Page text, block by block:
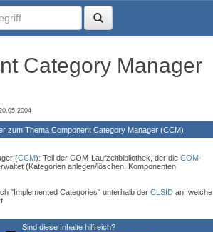
Category Manager
zum Thema Component Category Manager (CCM)
(CCM): Teil der COM-Laufzeitbibliothek, der die COM-
(Kategorien anlegen/löschen, Komponenten
"Implemented Categories" unterhalb der CLSIDan, welche
Sind diese Inhalte hilfreich?